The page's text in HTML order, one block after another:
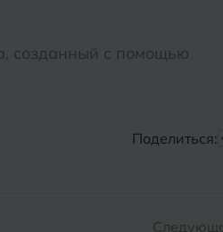
созданный с помощью
Поделиться: